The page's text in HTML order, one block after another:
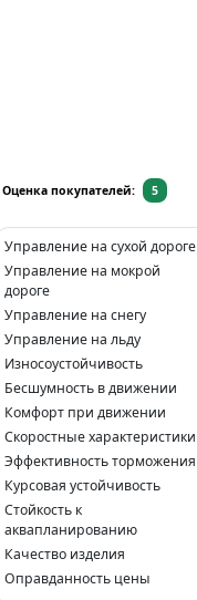
Оценка покупателей: 5
Управление на сухой дороге
Управление на мокрой
дороге
Управление на снегу
Управление на льду
Износоустойчивость
Бесшумность в движении
Комфорт при движении
Скоростные характеристики
Эффективность торможения
Курсовая устойчивость
Стойкость к
аквапланированию
Качество изделия
Оправданность цены